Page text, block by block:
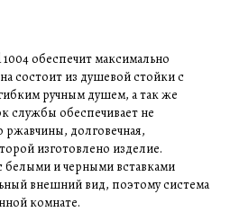
обеспечит максимально
состоит из душевой стойки с
ручным душем, а так же
службы обеспечивает не
долговечная,
изготовлено изделие.
и черными вставками
внешний вид, поэтому система
комнате.